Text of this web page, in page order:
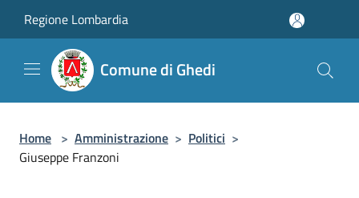
Regione Lombardia
Comune di Ghedi
Home > Amministrazione > Politici >
Giuseppe Franzoni